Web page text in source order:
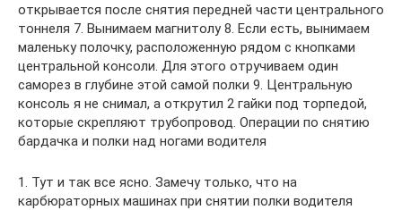
открывается после снятия передней части центрального
тоннеля 7. Вынимаем магнитолу 8. Если есть, вынимаем
маленьку полочку, расположенную рядом с кнопками
центральной консоли. Для этого отручиваем один
саморез в глубине этой самой полки 9. Центральную
консоль я не снимал, а открутил 2 гайки под торпедой,
которые скрепляют трубопровод. Операции по снятию
бардачка и полки над ногами водителя
1. Тут и так все ясно. Замечу только, что на
карбюраторных машинах при снятии полки водителя